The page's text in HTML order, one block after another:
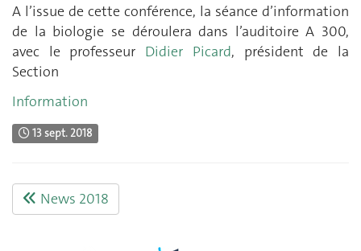
A l’issue de cette conférence, la séance d’information
de la biologie se déroulera dans l’auditoire A 300,
avec le professeur Didier Picard, président de la
Section
Information
13 sept. 2018
News 2018